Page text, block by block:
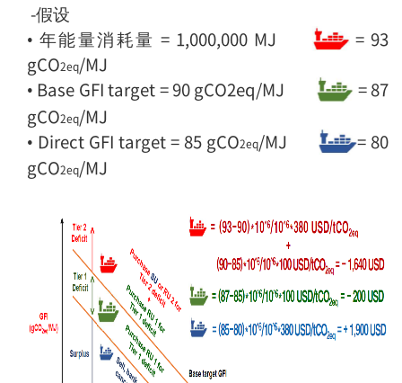
-假设
• 年能量消耗量 = 1,000,000 MJ
= 93
gCO2eq/MJ
• Base GFI target = 90 gCO2eq/MJ
= 87
gCO2eq/MJ
• Direct GFI target = 85 gCO2eq/MJ
= 80
gCO2eq/MJ